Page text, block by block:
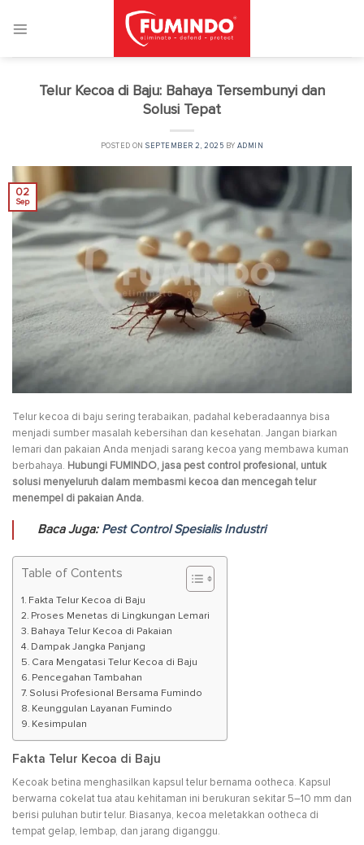
Telur Kecoa di Baju: Bahaya Tersembunyi dan
Solusi Tepat
POSTED ONSEPTEMBER 2, 2025 BY ADMIN
02
Sep
Telur kecoa di baju sering terabaikan, padahal keberadaannya bisa
menjadi sumber masalah kebersihan dan kesehatan. Jangan biarkan
lemari dan pakaian Anda menjadi sarang kecoa yang membawa kuman
berbahaya. Hubungi FUMINDO, jasa pest control profesional, untuk
solusi menyeluruh dalam membasmi kecoa dan mencegah telur
menempel di pakaian Anda.
Baca Juga: Pest Control Spesialis Industri
Table of Contents
Fakta Telur Kecoa di Baju
Proses Menetas di Lingkungan Lemari
Bahaya Telur Kecoa di Pakaian
Dampak Jangka Panjang
Cara Mengatasi Telur Kecoa di Baju
Pencegahan Tambahan
Solusi Profesional Bersama Fumindo
Keunggulan Layanan Fumindo
Kesimpulan
Fakta Telur Kecoa di Baju
Kecoak betina menghasilkan kapsul telur bernama ootheca. Kapsul
berwarna cokelat tua atau kehitaman ini berukuran sekitar 5–10 mm dan
berisi puluhan butir telur. Biasanya, kecoa meletakkan ootheca di
tempat gelap, lembap, dan jarang diganggu.